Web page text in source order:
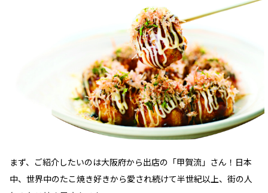
まず、ご紹介したいのは大阪府から出店の「甲賀流」さん！日本
中、世界中のたこ焼き好きから愛され続けて半世紀以上、街の人